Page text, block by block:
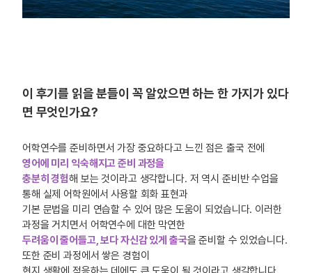
이 후기를 읽을 분들이 꼭 알았으면 하는 한 가지가 있다
면 무엇인가요?
어학연수를 준비하면서 가장 중요하다고 느낀 점은 출국 전에
영어에 미리 익숙해지고 준비 과정을
충분히 경험해 보는 것이라고 생각합니다. 저 역시 준비반 수업을
통해 실제 어학원에서 사용할 회화 표현과
기본 문법을 미리 연습할 수 있어 많은 도움이 되었습니다. 이러한
과정을 거치면서 어학연수에 대한 막연한
두려움이 줄어들고, 보다 자신감 있게 출국을 준비할 수 있었습니다.
또한 준비 과정에서 쌓은 경험이